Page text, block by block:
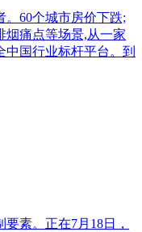
。60个城市房价下跌;
烟痛点等场景,从一家
中国行业标杆平台。到
素。正在7月18日，